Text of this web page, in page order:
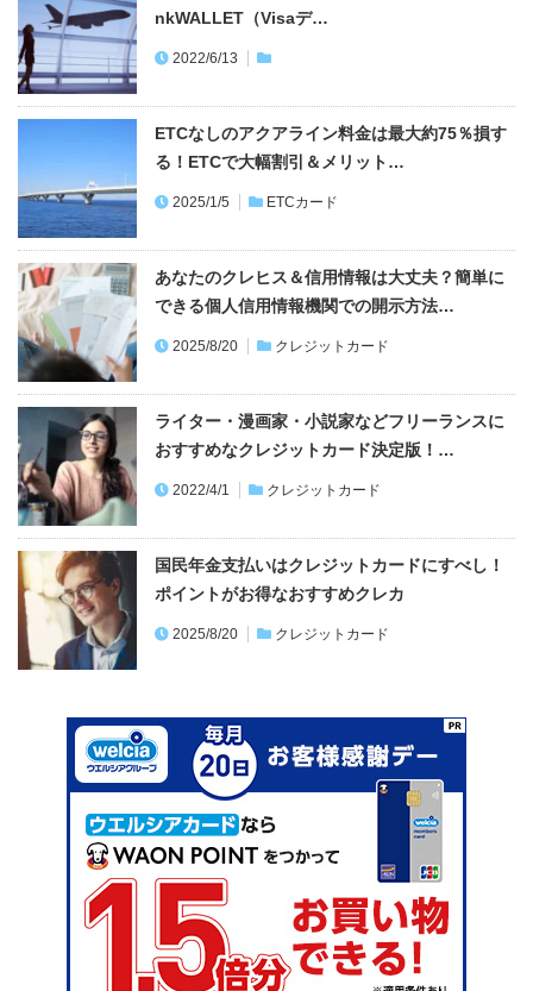
nkWALLET（Visaデ…
2022/6/13
ETCなしのアクアライン料金は最大約75％損す
る！ETCで大幅割引＆メリット…
2025/1/5 ETCカード
あなたのクレヒス＆信用情報は大丈夫？簡単に
できる個人信用情報機関での開示方法…
2025/8/20 クレジットカード
ライター・漫画家・小説家などフリーランスに
おすすめなクレジットカード決定版！…
2022/4/1 クレジットカード
国民年金支払いはクレジットカードにすべし！
ポイントがお得なおすすめクレカ
2025/8/20 クレジットカード